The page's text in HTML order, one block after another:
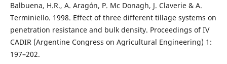
Balbuena, H.R., A. Aragón, P. Mc Donagh, J. Claverie & A.
Terminiello. 1998. Effect of three different tillage systems on
penetration resistance and bulk density. Proceedings of IV
CADIR (Argentine Congress on Agricultural Engineering) 1:
197–202.